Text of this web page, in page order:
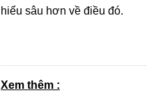
hiểu sâu hơn về điều đó.
Xem thêm :